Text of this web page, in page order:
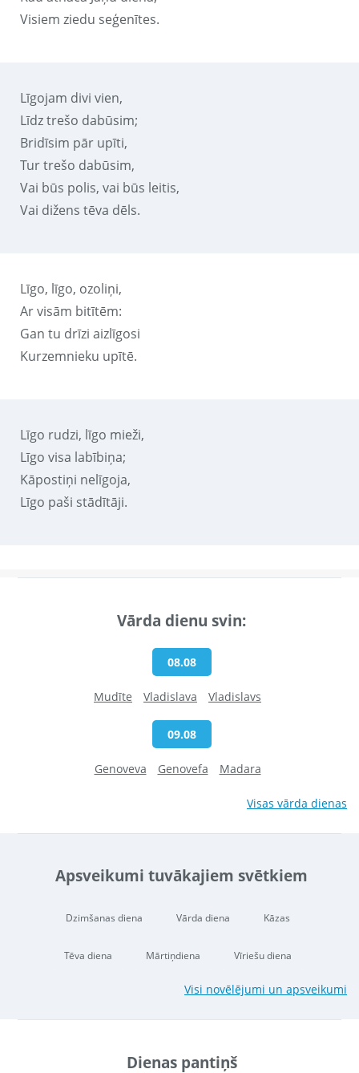
Visiem ziedu seģenītes.
Līgojam divi vien,
Līdz trešo dabūsim;
Bridīsim pār upīti,
Tur trešo dabūsim,
Vai būs polis, vai būs leitis,
Vai dižens tēva dēls.
Līgo, līgo, ozoliņi,
Ar visām bitītēm:
Gan tu drīzi aizlīgosi
Kurzemnieku upītē.
Līgo rudzi, līgo mieži,
Līgo visa labībiņa;
Kāpostiņi nelīgoja,
Līgo paši stādītāji.
Vārda dienu svin:
08.08
Mudīte Vladislava Vladislavs
09.08
Genoveva Genovefa Madara
Visas vārda dienas
Apsveikumi tuvākajiem svētkiem
Dzimšanas diena Vārda diena Kāzas
Tēva diena Mārtiņdiena Vīriešu diena
Visi novēlējumi un apsveikumi
Dienas pantiņš